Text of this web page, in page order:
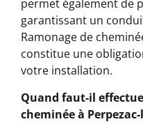
permet également de
garantissant un
Ramonage de
constitue une
votre installation.
Quand faut-il
cheminée à